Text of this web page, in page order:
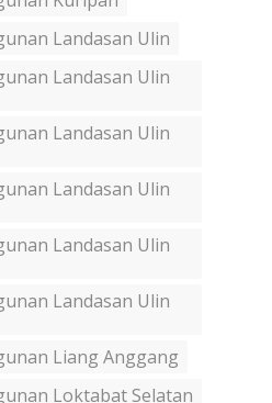
Landasan Ulin
Landasan Ulin
Landasan Ulin
Landasan Ulin
Landasan Ulin
Landasan Ulin
Liang Anggang
Loktabat Selatan